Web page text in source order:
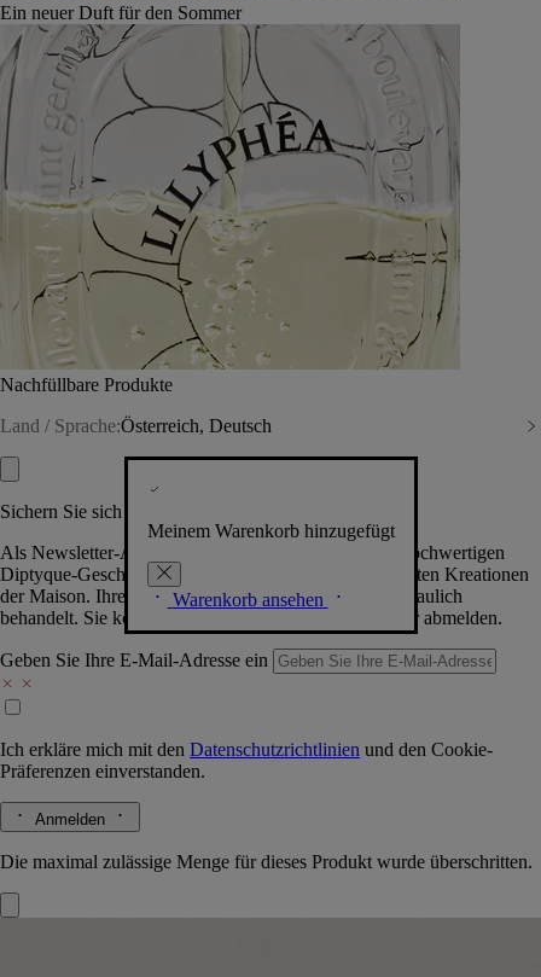
Ein neuer Duft für den Sommer
Nachfüllbare Produkte
Land / Sprache:Österreich, Deutsch
Meinem Warenkorb hinzugefügt
Warenkorb ansehen
Sichern Sie sich exklusive Vorteile
Als Newsletter-Abonnent.in erhalten Sie Zugang zu hochwertigen
Diptyque-Geschenken, Events & News über die neuesten Kreationen
der Maison. Ihre Daten werden selbstverständlich vertraulich
behandelt. Sie können sich jederzeit problemlos wieder abmelden.
Geben Sie Ihre E-Mail-Adresse ein
Ich erkläre mich mit den Datenschutzrichtlinien und den Cookie-
Präferenzen einverstanden.
Anmelden
Die maximal zulässige Menge für dieses Produkt wurde überschritten.